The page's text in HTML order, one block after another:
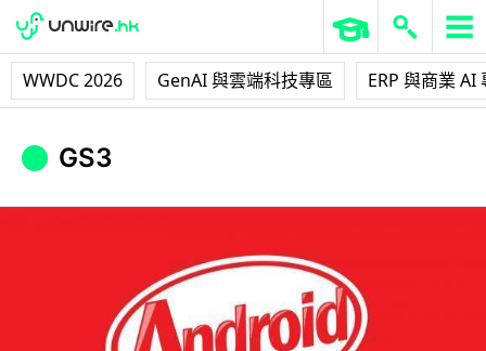
WWDC 2026 GenAI 與雲端科技專區 ERP 與商業 AI
GS3